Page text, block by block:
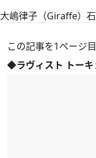
大嶋律子（Giraffe）
この記事を1ページ
◆ラヴィスト トーキ